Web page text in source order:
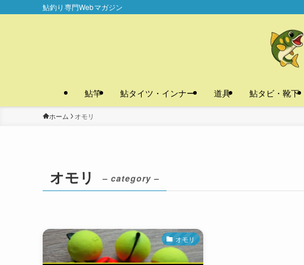
鮎釣り専門Webマガジン
鮎竿 鮎タイツ・インナー 道具 鮎タビ・靴下
ホーム オモリ
オモリ – category –
オモリ